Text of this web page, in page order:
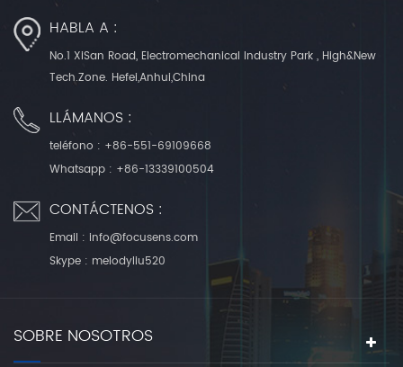
HABLA A :
No.1 XiSan Road, Electromechanical Industry Park , High&New
Tech.Zone. Hefei,Anhui,China
LLÁMANOS :
teléfono : +86-551-69109668
Whatsapp : +86-13339100504
CONTÁCTENOS :
Email : info@focusens.com
Skype : melodyliu520
SOBRE NOSOTROS